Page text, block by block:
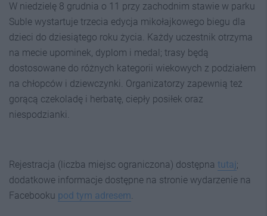
W niedzielę 8 grudnia o 11 przy zachodnim stawie w parku
Suble wystartuje trzecia edycja mikołajkowego biegu dla
dzieci do dziesiątego roku życia. Każdy uczestnik otrzyma
na mecie upominek, dyplom i medal; trasy będą
dostosowane do różnych kategorii wiekowych z podziałem
na chłopców i dziewczynki. Organizatorzy zapewnią też
gorącą czekoladę i herbatę, ciepły posiłek oraz
niespodzianki.
Rejestracja (liczba miejsc ograniczona) dostępna tutaj;
dodatkowe informacje dostępne na stronie wydarzenie na
Facebooku pod tym adresem.